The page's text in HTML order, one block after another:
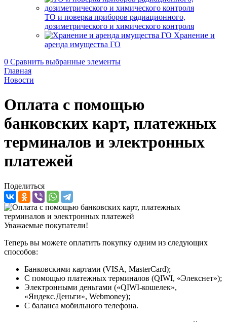
ТО и поверка приборов радиационного,
дозиметрического и химического контроля
Хранение и
аренда имущества ГО
0 Сравнить выбранные элементы
Главная
Новости
Оплата с помощью
банковских карт, платежных
терминалов и электронных
платежей
Поделиться
Уважаемые покупатели!
Теперь вы можете оплатить покупку одним из следующих
способов:
Банковскими картами (VISA, MasterCard);
С помощью платежных терминалов (QIWI, «Элекснет»);
Электронными деньгами («QIWI-кошелек»,
«Яндекс.Деньги», Webmoney);
С баланса мобильного телефона.